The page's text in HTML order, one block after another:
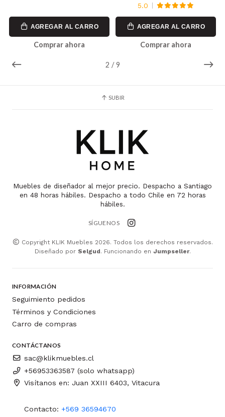
2 / 9
AGREGAR AL CARRO
Comprar ahora
5.0
AGREGAR AL CARRO
Comprar ahora
SUBIR
Muebles de diseñador al mejor precio. Despacho a Santiago
en 48 horas hábiles. Despacho a todo Chile en 72 horas
hábiles.
SÍGUENOS
Copyright KLIK Muebles 2026. Todos los derechos reservados.
Diseñado por Selgud. Funcionando en Jumpseller.
INFORMACIÓN
Seguimiento pedidos
Términos y Condiciones
Carro de compras
CONTÁCTANOS
sac@klikmuebles.cl
+56953363587 (solo whatsapp)
Visítanos en: Juan XXIII 6403, Vitacura
Contacto: +569 36594670